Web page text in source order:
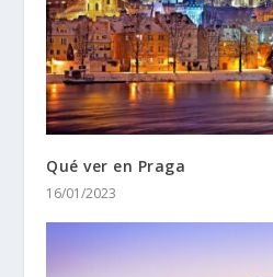
Qué ver en Praga
16/01/2023